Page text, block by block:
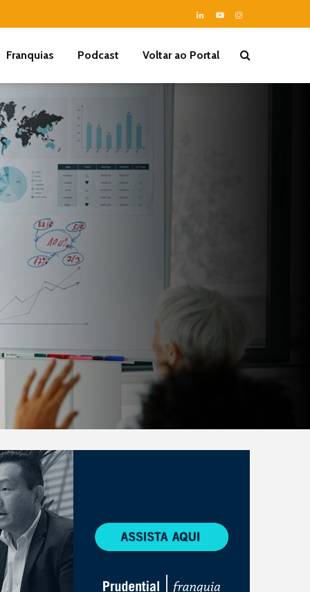
Franquias Podcast Voltar ao Portal